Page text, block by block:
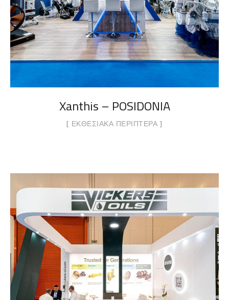
Xanthis – POSIDONIA
ΕΚΘΕΣΙΑΚΆ ΠΕΡΊΠΤΕΡΑ